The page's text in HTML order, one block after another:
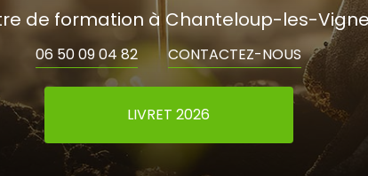
de formation à Chanteloup-les-
06 50 09 04 82 CONTACTEZ-NOUS
LIVRET 2026